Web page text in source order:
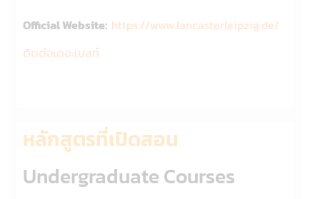
Official Website: https://www.lancasterleipzig.de/
ติดต่อเดอะเบสท์
หลักสูตรที่เปิดสอน
Undergraduate Courses